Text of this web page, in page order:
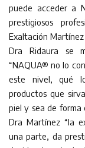
puede acceder a
prestigiosos
Exaltación
Dra Ridaura se
“NAQUA® no lo
este nivel, qué
productos que
piel y sea de forma
Dra Martínez “la
una parte, da